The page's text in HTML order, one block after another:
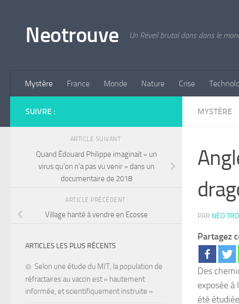
Neotrouve Un Réveil brutal dans dans le
Mystère France Monde Nature Crise
MYSTÈRE
PAR NÉO
Partagez
Des
exposée à
été
SUIVRE :
ARTICLE SUIVANT
Quand Édouard Philippe imaginait « un
virus qu’on n’a pas vu venir » dans un
documentaire de 2018
ARTICLE PRÉCÉDENT
Village hanté à vendre en Ecosse
ARTICLES LES PLUS RÉCENTS
Selon une étude du MIT, la population de
réfractaires au vaccin est « hautement
informée, et scientifiquement instruite »